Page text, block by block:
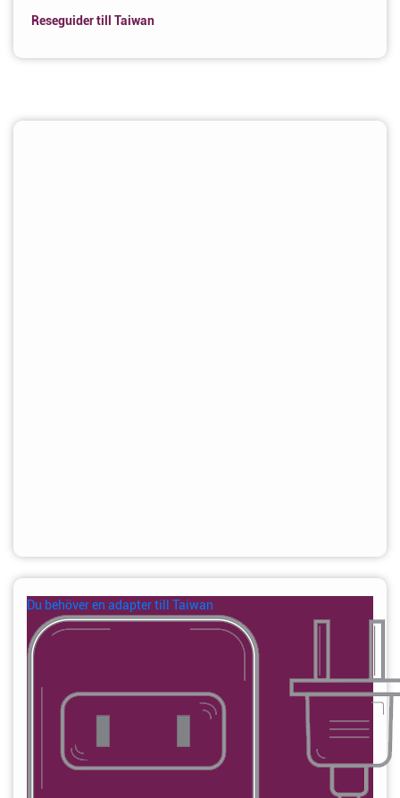
Reseguider till Taiwan
Du behöver en adapter till Taiwan